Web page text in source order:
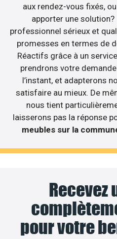
aux rendez-vous fixés,
apporter une
professionnel sérieux et
promesses en termes de
Réactifs grâce à un
prendrons votre
l’instant, et adapterons
satisfaire au mieux. De
nous tient
laisserons pas la réponse
meubles sur la
Recevez
pour votre